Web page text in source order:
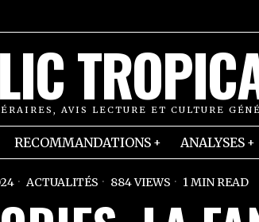
AVIS LECTURE ET CULTURE
RECOMMANDATIONS ANALYSES
ACTUALITÉS 884 VIEWS 1 MIN READ